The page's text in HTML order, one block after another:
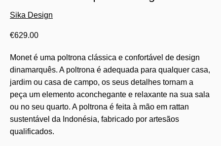
Sika Design
€629.00
Monet é uma poltrona clássica e confortável de design
dinamarquês. A poltrona é adequada para qualquer casa,
jardim ou casa de campo, os seus detalhes tornam a
peça um elemento aconchegante e relaxante na sua sala
ou no seu quarto. A poltrona é feita à mão em rattan
sustentável da Indonésia, fabricado por artesãos
qualificados.